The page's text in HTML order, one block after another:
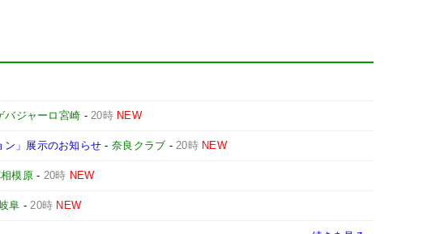
バジャーロ宮崎 -20時 NEW
ン」展示のお知らせ - 奈良クラブ -20時 NEW
模原- 20時 NEW
阜 -20時 NEW